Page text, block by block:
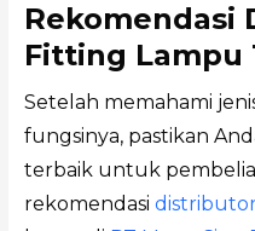
Rekomendasi
Fitting Lampu
Setelah memahami
fungsinya, pastikan
terbaik untuk
rekomendasi